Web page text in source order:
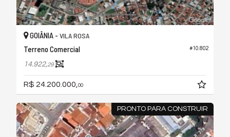
#10.802
GOIÂNIA - VILA ROSA
Terreno Comercial
14.922,29
R$ 24.200.000, 00
PRONTO PARA CONSTRUIR